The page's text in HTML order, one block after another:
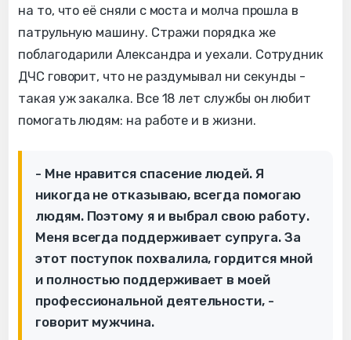
на то, что её сняли с моста и молча прошла в
патрульную машину. Стражи порядка же
поблагодарили Александра и уехали. Сотрудник
ДЧС говорит, что не раздумывал ни секунды -
такая уж закалка. Все 18 лет службы он любит
помогать людям: на работе и в жизни.
- Мне нравится спасение людей. Я
никогда не отказываю, всегда помогаю
людям. Поэтому я и выбрал свою работу.
Меня всегда поддерживает супруга. За
этот поступок похвалила, гордится мной
и полностью поддерживает в моей
профессиональной деятельности, -
говорит мужчина.